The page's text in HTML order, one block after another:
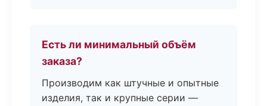
Есть ли минимальный объём
заказа?
Производим как штучные и опытные
изделия, так и крупные серии —